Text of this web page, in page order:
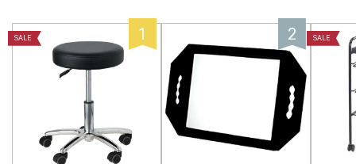
SALE SALE